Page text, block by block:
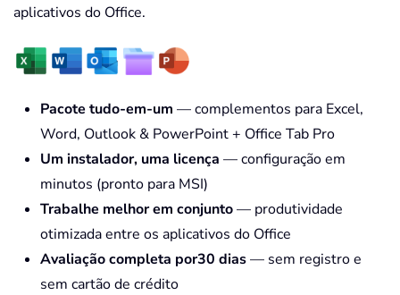
aplicativos do Office.
Pacote tudo-em-um — complementos para Excel,
Word, Outlook & PowerPoint + Office Tab Pro
Um instalador, uma licença — configuração em
minutos (pronto para MSI)
Trabalhe melhor em conjunto— produtividade
otimizada entre os aplicativos do Office
Avaliação completa por30 dias— sem registro e
sem cartão de crédito